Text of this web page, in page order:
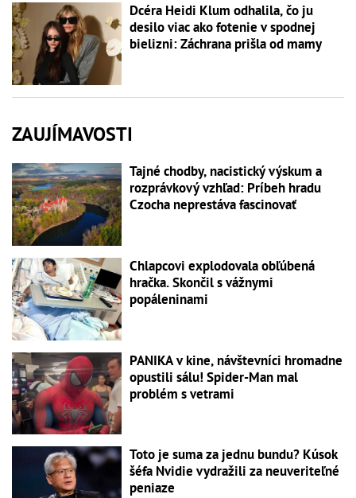
Dcéra Heidi Klum odhalila, čo ju
desilo viac ako fotenie v spodnej
bielizni: Záchrana prišla od mamy
ZAUJÍMAVOSTI
Tajné chodby, nacistický výskum a
rozprávkový vzhľad: Príbeh hradu
Czocha neprestáva fascinovať
Chlapcovi explodovala obľúbená
hračka. Skončil s vážnymi
popáleninami
PANIKA v kine, návštevníci hromadne
opustili sálu! Spider-Man mal
problém s vetrami
Toto je suma za jednu bundu? Kúsok
šéfa Nvidie vydražili za neuveriteľné
peniaze